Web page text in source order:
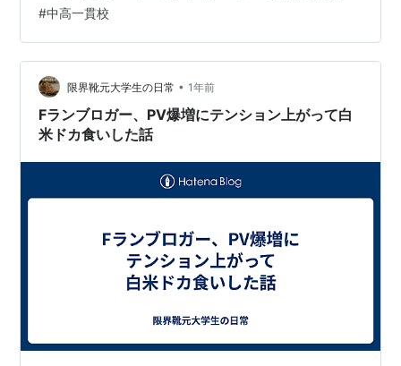
#中高一貫校
限界靴元大学生の日常 • 1年前
Fランブロガー、PV爆増にテンション上がって白
米ドカ食いした話